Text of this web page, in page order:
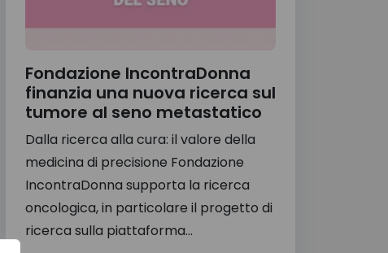
Fondazione IncontraDonna
finanzia una nuova ricerca sul
tumore al seno metastatico
Dalla ricerca alla cura: il valore della
medicina di precisione Fondazione
IncontraDonna supporta la ricerca
oncologica, in particolare il progetto di
ricerca sulla piattaforma...